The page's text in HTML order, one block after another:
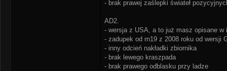
- brak prawej zaślepki świateł
AD2.
- wersja z USA, a to już masz opisane
- zadupek od rn19 z 2008 roku od wersji
- inny odcień nakładki zbiornika
- brak lewego kraszpada
- brak prawego odblasku przy ladze